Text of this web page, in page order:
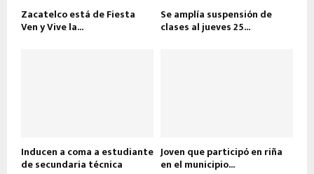
Zacatelco está de Fiesta
Ven y Vive la...
Se amplía suspensión de
clases al jueves 25...
Inducen a coma a estudiante
de secundaria técnica
Joven que participó en riña
en el municipio...